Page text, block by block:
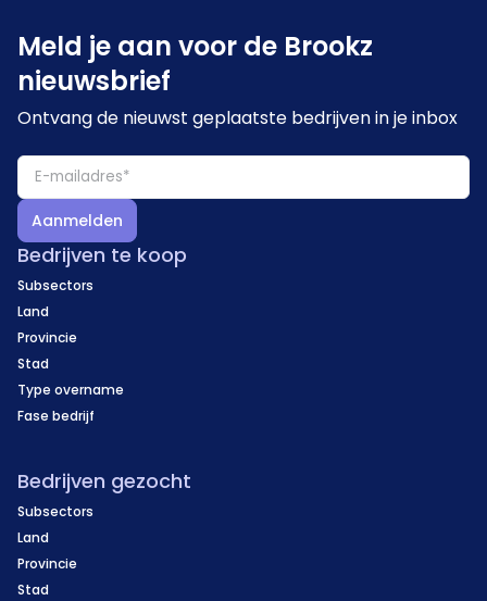
Meld je aan voor de Brookz
nieuwsbrief
Ontvang de nieuwst geplaatste bedrijven in je inbox
Aanmelden
Bedrijven te koop
Subsectors
Land
Provincie
Stad
Type overname
Fase bedrijf
Bedrijven gezocht
Subsectors
Land
Provincie
Stad